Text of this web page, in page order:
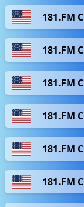
181.FM
181.FM
181.FM
181.FM
181.FM
181.FM